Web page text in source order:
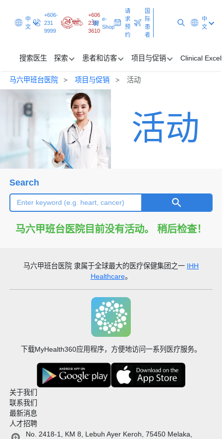
中
文
+606-
231
9999
+606
231
3610
e-
Shop
请
求
预
约
国
际
患
者
中
文
搜索医生 探索 患者和访客 项目与促销 Clinical
患者和访客
项目与促销
请求预约 国际患者
马六甲班台医院 项目与促销 活动
活动
Search
马六甲班台医院目前没有活动。 稍后检查！
马六甲班台医院 隶属于全球最大的医疗保健集团之一 IHH
Healthcare。
下载MyHealth360应用程序，方便地访问一系列医疗服务。
关于我们
联系我们
最新消息
人才招聘
No. 2418-1, KM 8, Lebuh Ayer Keroh, 75450 Melaka,